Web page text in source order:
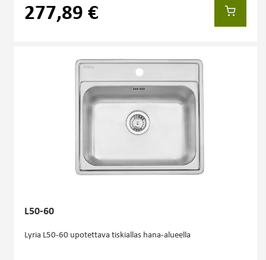
277,89 €
L50-60
Lyria L50-60 upotettava tiskiallas hana-alueella